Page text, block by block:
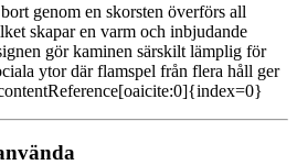
genom en skorsten överförs all
skapar en varm och inbjudande
gör kaminen särskilt lämplig för
ytor där flamspel från flera håll ger